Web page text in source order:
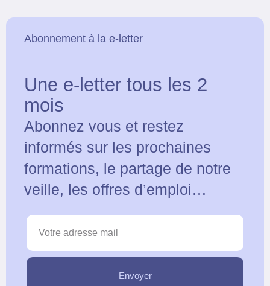
Abonnement à la e-letter
Une e-letter tous les 2
mois
Abonnez vous et restez
informés sur les prochaines
formations, le partage de notre
veille, les offres d’emploi…